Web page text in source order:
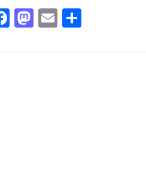
F
a
M
a
E
m